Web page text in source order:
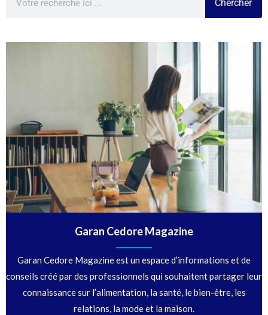
Chercher
Garan Cedore Magazine
Garan Cedore Magazine est un espace d’informations et de
conseils créé par des professionnels qui souhaitent partager leur
connaissance sur l’alimentation, la santé, le bien-être, les
relations, la mode et la maison.